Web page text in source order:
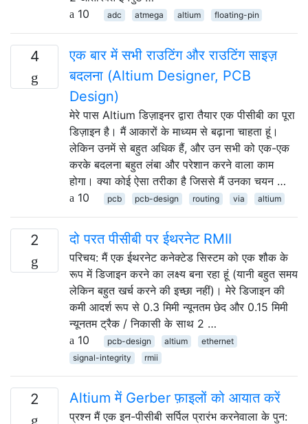
10
adc atmega altium floating-pin
4
एक बार में सभी राउटिंग और राउटिंग साइज़
बदलना (Altium Designer, PCB
Design)
मेरे पास Altium डिज़ाइनर द्वारा तैयार एक पीसीबी का पूरा
डिज़ाइन है। मैं आकारों के माध्यम से बढ़ाना चाहता हूं।
लेकिन उनमें से बहुत अधिक हैं, और उन सभी को एक-एक
करके बदलना बहुत लंबा और परेशान करने वाला काम
होगा। क्या कोई ऐसा तरीका है जिससे मैं उनका चयन …
10
pcb pcb-design routing via altium
2 दो परत पीसीबी पर ईथरनेट RMII
परिचय: मैं एक ईथरनेट कनेक्टेड सिस्टम को एक शौक के
रूप में डिजाइन करने का लक्ष्य बना रहा हूं (यानी बहुत समय
लेकिन बहुत खर्च करने की इच्छा नहीं)। मेरे डिजाइन की
कमी आदर्श रूप से 0.3 मिमी न्यूनतम छेद और 0.15 मिमी
न्यूनतम ट्रैक / निकासी के साथ 2 …
10
pcb-design altium
ethernet
signal-integrity
rmii
2 Altium में Gerber फ़ाइलों को आयात करें
प्रश्न मैं एक इन-पीसीबी सर्पिल प्रारंभ करनेवाला के पुन: